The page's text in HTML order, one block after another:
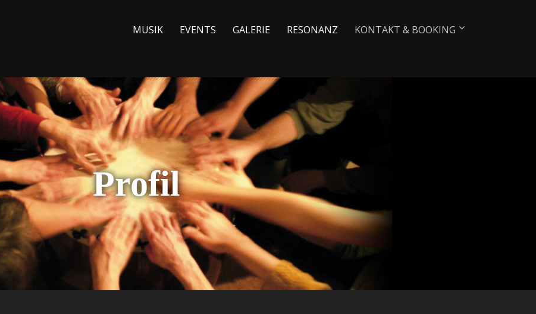
MUSIK EVENTS GALERIE RESONANZ KONTAKT & BOOKING
Profil